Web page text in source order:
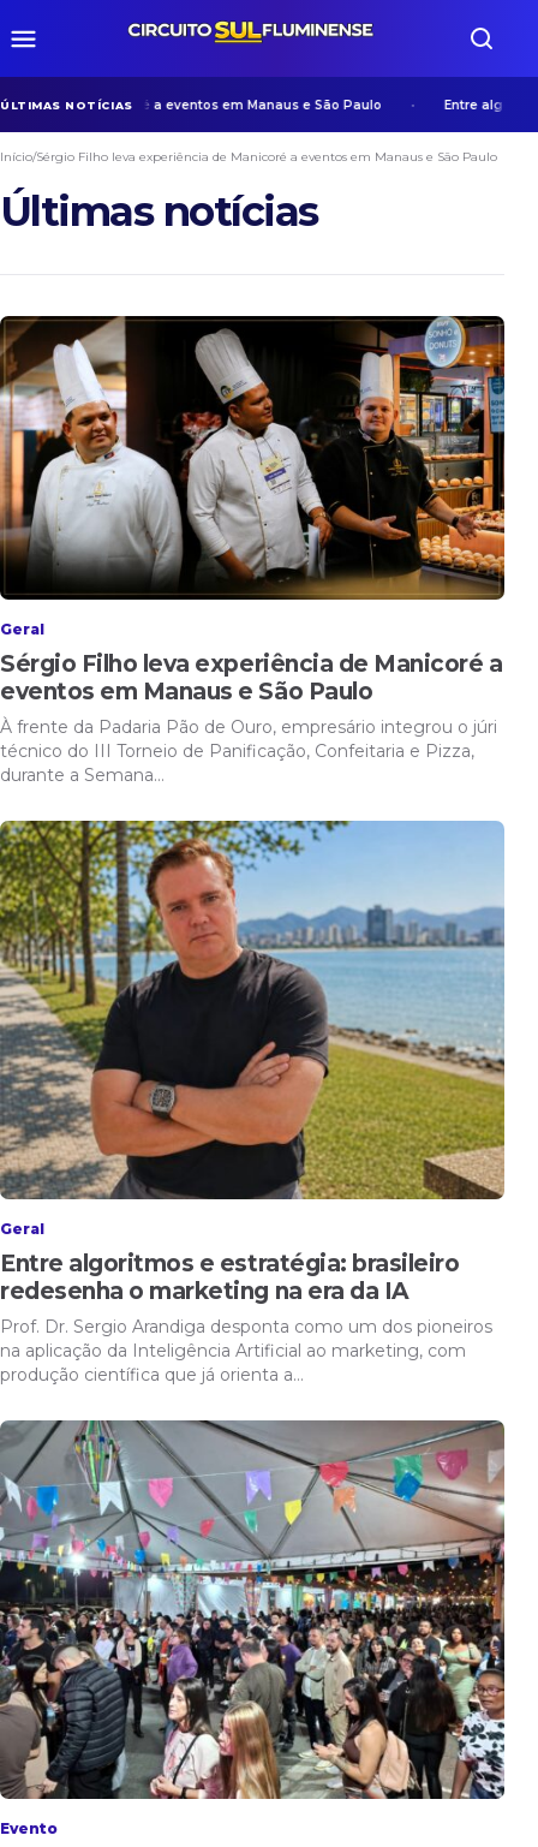
ÚLTIMAS NOTÍCIAS
de Manicoré a eventos em Manaus e São Paulo Entre algoritmos e
Início/Sérgio Filho leva experiência de Manicoré a eventos em Manaus e São Paulo
Últimas notícias
Geral
Sérgio Filho leva experiência de Manicoré a
eventos em Manaus e São Paulo
À frente da Padaria Pão de Ouro, empresário integrou o júri
técnico do III Torneio de Panificação, Confeitaria e Pizza,
durante a Semana…
Geral
Entre algoritmos e estratégia: brasileiro
redesenha o marketing na era da IA
Prof. Dr. Sergio Arandiga desponta como um dos pioneiros
na aplicação da Inteligência Artificial ao marketing, com
produção científica que já orienta a…
Evento